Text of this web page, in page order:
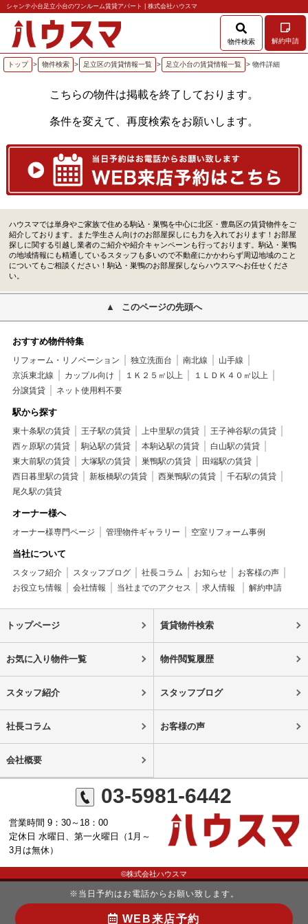
シャンテ小台足立小台のワンルーム賃貸アパート | 株式会社ハウスマ
物件検索 解約申請
トップ > 物件検索 > 足立区の賃貸情報一覧 > 足立小台の賃貸情報一覧 > 物件詳細
こちらの物件は掲載を終了しております。
条件を変えて、再度検索をお願いします。
ハウスマでは単身やご家族で住める駒込・巣鴨を中心に北区・豊島区の賃貸物件をご
紹介しております。また学生さん向けのお部屋探しにも力を入れております！お部屋
探しに関する引越し業者のご紹介や紹介キャンペーンも行っております。駒込・巣鴨
の地域情報にも精通しているスタッフも多いので不動産にかかわらず周辺地域のこと
についてもご相談ください！駒込・巣鴨のお部屋探しならハウスマへお任せくださ
い。
このページの先頭へ
おすすめ物件特集
リフォーム・リノベーション 独立洗面台 南北線
山手線
京浜東北線
カップル向け １Ｋ２５㎡以上
１ＬＤＫ４０㎡以上
分譲賃貸
ネット使用料不要
駅から探す
東十条駅の賃貸 王子駅の賃貸 上中里駅の賃貸
王子神谷駅の賃貸
西ヶ原駅の賃貸
駒込駅の賃貸 本駒込駅の賃貸
白山駅の賃貸
東大前駅の賃貸
大塚駅の賃貸 巣鴨駅の賃貸
田端駅の賃貸
西日暮里駅の賃貸
新板橋駅の賃貸 西巣鴨駅の賃貸
千石駅の賃貸
尾久駅の賃貸
オーナー様へ
オーナー様専門ページ 管理物件ギャラリー 空室リフォーム事例
当社について
スタッフ紹介 スタッフブログ 社長コラム お知らせ
お客様の声
お役立ち情報
会社情報 当社までのアクセス 求人情報 解約申請
トップページ 賃貸物件検索
お気に入り物件一覧 物件閲覧履歴
スタッフ紹介 スタッフブログ
社長コラム お客様の声
会社概要
03-5981-6442
営業時間 9：30～18：00
定休日 水曜日、第一火曜日（1月～
3月は無休）
©株式会社ハウスマ
※当日予約はお電話からお願い致します。
WEB来店予約